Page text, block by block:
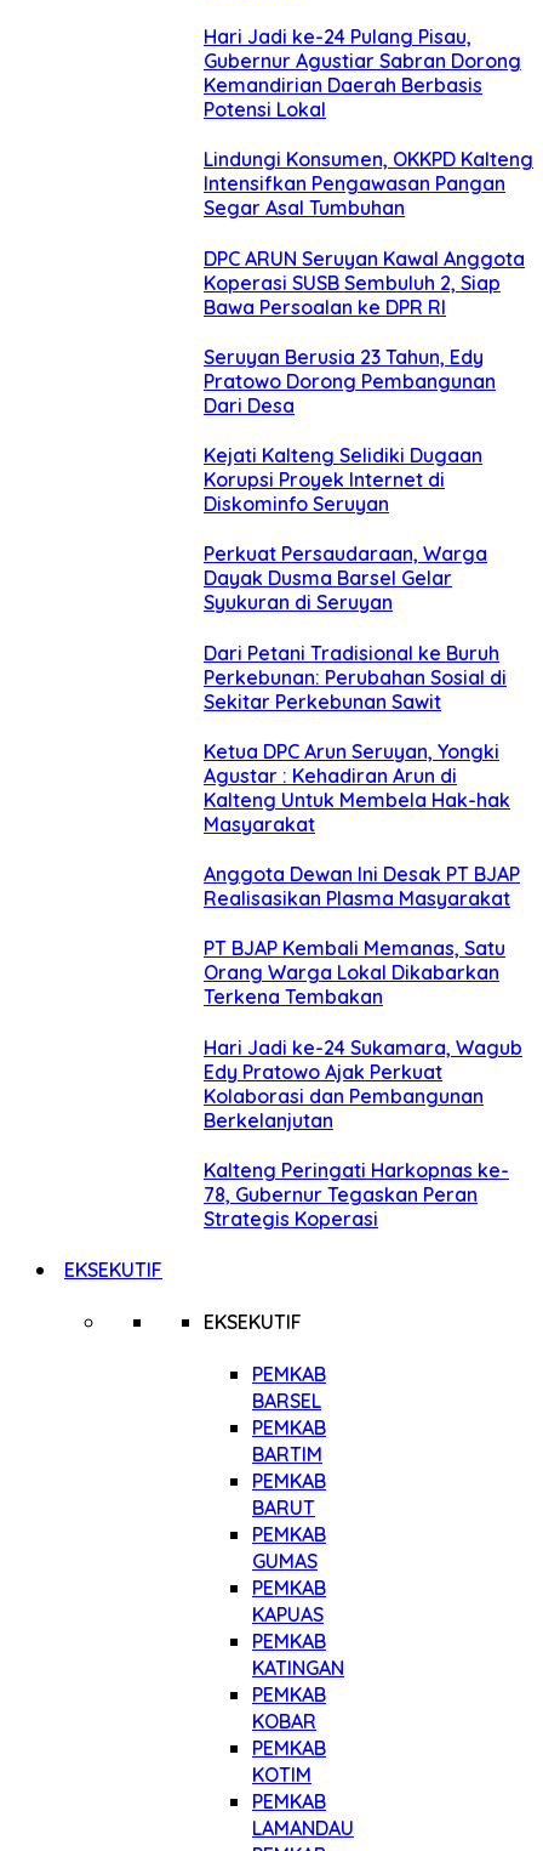
Hari Jadi ke-24 Pulang Pisau,
Gubernur Agustiar Sabran Dorong
Kemandirian Daerah Berbasis
Potensi Lokal
Lindungi Konsumen, OKKPD Kalteng
Intensifkan Pengawasan Pangan
Segar Asal Tumbuhan
DPC ARUN Seruyan Kawal Anggota
Koperasi SUSB Sembuluh 2, Siap
Bawa Persoalan ke DPR RI
Seruyan Berusia 23 Tahun, Edy
Pratowo Dorong Pembangunan
Dari Desa
Kejati Kalteng Selidiki Dugaan
Korupsi Proyek Internet di
Diskominfo Seruyan
Perkuat Persaudaraan, Warga
Dayak Dusma Barsel Gelar
Syukuran di Seruyan
Dari Petani Tradisional ke Buruh
Perkebunan: Perubahan Sosial di
Sekitar Perkebunan Sawit
Ketua DPC Arun Seruyan, Yongki
Agustar : Kehadiran Arun di
Kalteng Untuk Membela Hak-hak
Masyarakat
Anggota Dewan Ini Desak PT BJAP
Realisasikan Plasma Masyarakat
PT BJAP Kembali Memanas, Satu
Orang Warga Lokal Dikabarkan
Terkena Tembakan
Hari Jadi ke-24 Sukamara, Wagub
Edy Pratowo Ajak Perkuat
Kolaborasi dan Pembangunan
Berkelanjutan
Kalteng Peringati Harkopnas ke-
78, Gubernur Tegaskan Peran
Strategis Koperasi
EKSEKUTIF
EKSEKUTIF
PEMKAB
BARSEL
PEMKAB
BARTIM
PEMKAB
BARUT
PEMKAB
GUMAS
PEMKAB
KAPUAS
PEMKAB
KATINGAN
PEMKAB
KOBAR
PEMKAB
KOTIM
PEMKAB
LAMANDAU